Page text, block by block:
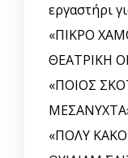
εργαστήρι
«ΠΙΚΡΟ
ΘΕΑΤΡΙΚΗ
«ΠΟΙΟΣ
«ΠΟΛΥ